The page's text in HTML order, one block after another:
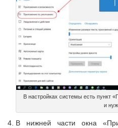
В настройках системы есть пункт
и
В нижней части окна